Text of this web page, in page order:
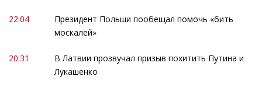
22:04
Президент Польши пообещал помочь «бить
москалей»
20:31
В Латвии прозвучал призыв похитить Путина и
Лукашенко